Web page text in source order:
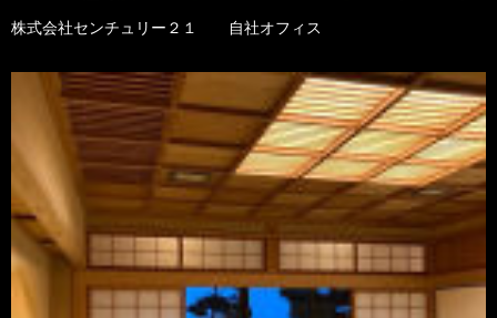
株式会社センチュリー２１ 自社オフィス